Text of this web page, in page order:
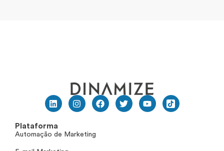
Plataforma
Automação de Marketing